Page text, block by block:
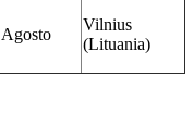
Agosto
Vilnius
(Lituania)